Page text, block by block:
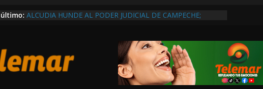
ALCUDIA HUNDE AL PODER JUDICIAL DE CAMPECHE;
FGR PEDIRÁ A FGE CARPETA DE INVESTIGACIÓN POR
EJECUTADO EN SABANCUY
¡TENSIÓN! PROVEEDORES INMOVILIZAN CAMIÓN EN
PROTEXA ANTE INCUMPLIMIENTO DE ACUERDOS DE
PAGO; “LA EMPRESA NO ACTÚA DE BUENA FE”